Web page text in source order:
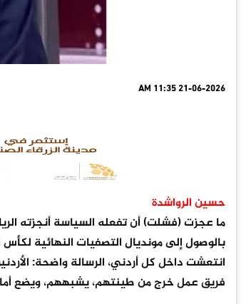
21-06-2026 11:35 AM
حسين الرواشدة
ما عجزت (فشلت) أن تفعله السياسة أنجزته
بالوصول إلى مونديال التصفيات النهائية لكأس
انتعشت داخل كل أردني، الرسالة واضحة:
فريق عمل خرج من طينتهم، يشبههم، ويضع